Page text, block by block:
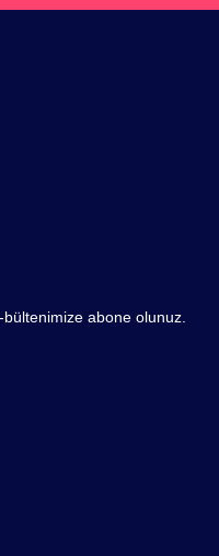
abone olunuz.